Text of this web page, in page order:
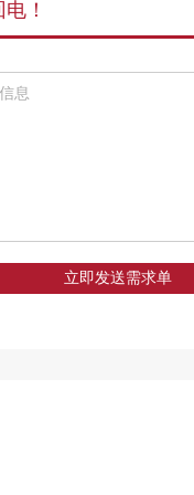
！
立即发送需求单